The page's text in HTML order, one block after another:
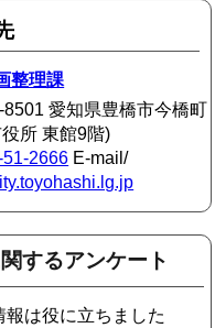
整理課
8501 愛知県豊橋市今橋町
所 東館9階)
2666 E-mail/
するアンケート
報は役に立ちました